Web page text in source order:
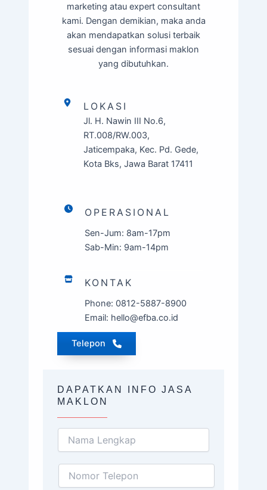
marketing atau expert consultant
kami. Dengan demikian, maka anda
akan mendapatkan solusi terbaik
sesuai dengan informasi maklon
yang dibutuhkan.
LOKASI
Jl. H. Nawin III No.6,
RT.008/RW.003,
Jaticempaka, Kec. Pd. Gede,
Kota Bks, Jawa Barat 17411
OPERASIONAL
Sen-Jum: 8am-17pm
Sab-Min: 9am-14pm
KONTAK
Phone: 0812-5887-8900
Email: hello@efba.co.id
Telepon
DAPATKAN INFO JASA
MAKLON